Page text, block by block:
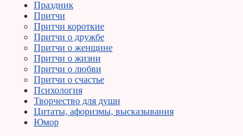
Праздник
Притчи
Притчи короткие
Притчи о дружбе
Притчи о женщине
Притчи о жизни
Притчи о любви
Притчи о счастье
Психология
Творчество для души
Цитаты, афоризмы, высказывания
Юмор